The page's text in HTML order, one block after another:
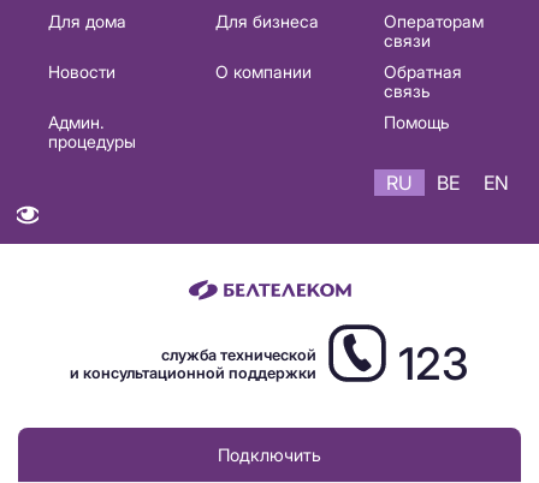
Основная
навигация
Для дома Для бизнеса
Операторам
связи
Новости
О компании
Обратная
связь
Админ.
процедуры
Помощь
RU BE EN
служба технической
и консультационной поддержки
123
Подключить